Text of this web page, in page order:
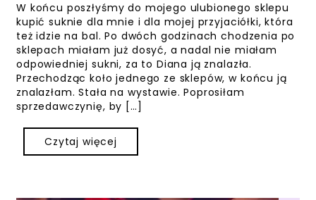
W końcu poszłyśmy do mojego ulubionego sklepu
kupić suknie dla mnie i dla mojej przyjaciółki, która
też idzie na bal. Po dwóch godzinach chodzenia po
sklepach miałam już dosyć, a nadal nie miałam
odpowiedniej sukni, za to Diana ją znalazła.
Przechodząc koło jednego ze sklepów, w końcu ją
znalazłam. Stała na wystawie. Poprosiłam
sprzedawczynię, by […]
Czytaj więcej